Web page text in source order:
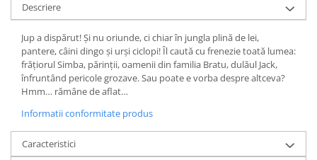
Editura Kreativ
Editura Litera
Editura Lizuka Educativ
Editura Nemira
Editura Nomina
Editura Pandora M
Editura Portocala Albastră
Descriere
Jup a dispărut! Şi nu oriunde, ci chiar în jungla plină de lei,
pantere, câini dingo şi urşi ciclopi! Îl caută cu frenezie toată lumea:
frăţiorul Simba, părinţii, oamenii din familia Bratu, dulăul Jack,
înfruntând pericole grozave. Sau poate e vorba despre altceva?
Hmm… rămâne de aflat…
Informatii conformitate produs
Caracteristici